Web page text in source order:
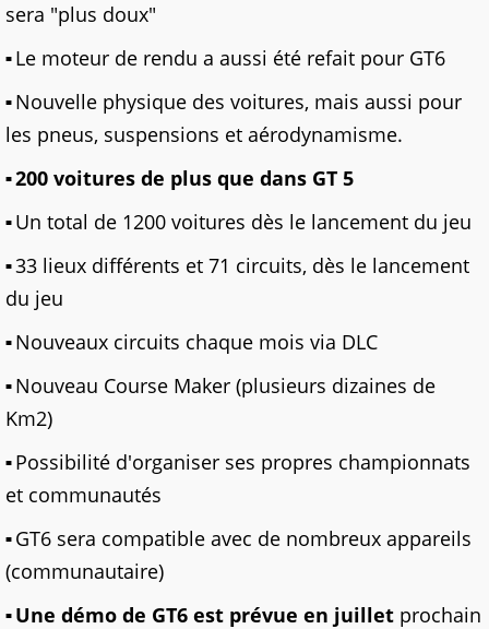
sera "plus doux"
Le moteur de rendu a aussi été refait pour GT6
Nouvelle physique des voitures, mais aussi pour
les pneus, suspensions et aérodynamisme.
200 voitures de plus que dans GT 5
Un total de 1200 voitures dès le lancement du jeu
33 lieux différents et 71 circuits, dès le lancement
du jeu
Nouveaux circuits chaque mois via DLC
Nouveau Course Maker (plusieurs dizaines de
Km2)
Possibilité d'organiser ses propres championnats
et communautés
GT6 sera compatible avec de nombreux appareils
(communautaire)
Une démo de GT6 est prévue en juillet prochain